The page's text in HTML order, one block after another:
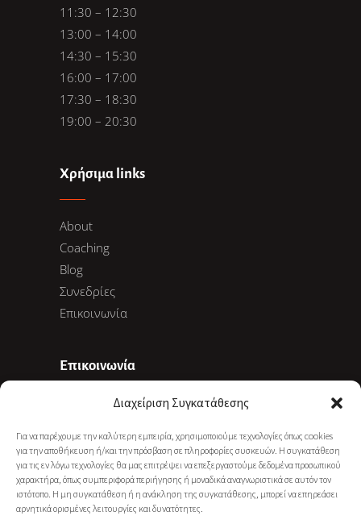
Διαχείριση Συγκατάθεσης
Για να παρέχουμε την καλύτερη εμπειρία, χρησιμοποιούμε τεχνολογίες όπως cookies
για την αποθήκευση ή/και την πρόσβαση σε πληροφορίες συσκευών. Η συγκατάθεση
για τις εν λόγω τεχνολογίες θα μας επιτρέψει να επεξεργαστούμε δεδομένα προσωπικού
χαρακτήρα, όπως συμπεριφορά περιήγησης ή μοναδικά αναγνωριστικά σε αυτόν τον
ιστότοπο. Η μη συγκατάθεση ή η ανάκληση της συγκατάθεσης, μπορεί να επηρεάσει
αρνητικά ορισμένες λειτουργίες και δυνατότητες.
11:30 – 12:30
13:00 – 14:00
14:30 – 15:30
16:00 – 17:00
17:30 – 18:30
19:00 – 20:30
Χρήσιμα links
About
Coaching
Blog
Συνεδρίες
Επικοινωνία
Επικοινωνία
+30 6977 281 886
info@gkarapati.gr